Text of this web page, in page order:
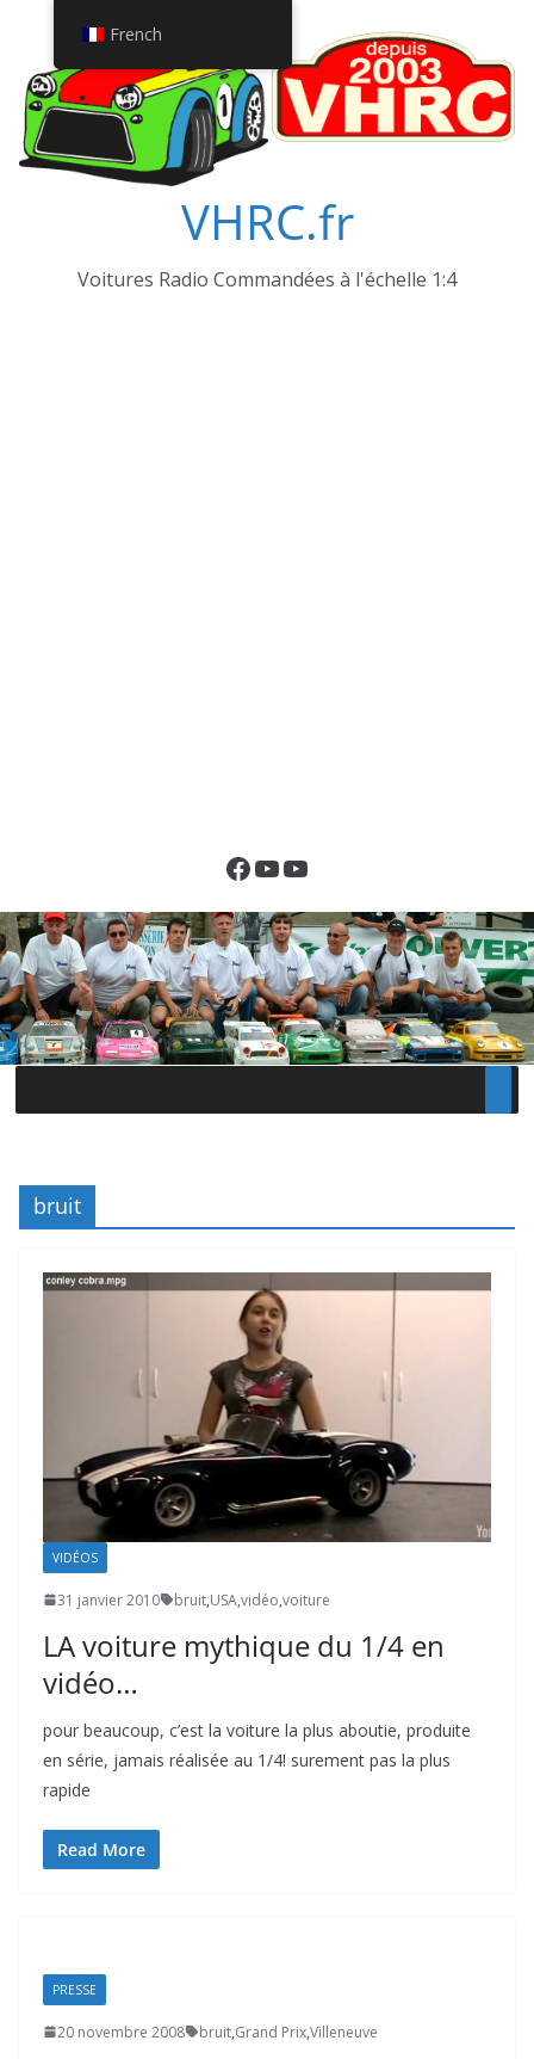
contenu
VHRC.fr
Voitures Radio Commandées à l'échelle 1:4
Facebook
YouTube
YouTube
bruit
VIDÉOS
31 janvier 2010 bruit,USA,vidéo,voiture
LA voiture mythique du 1/4 en
vidéo…
pour beaucoup, c’est la voiture la plus aboutie, produite
en série, jamais réalisée au 1/4! surement pas la plus
rapide
Read More
PRESSE
20 novembre 2008 bruit,Grand Prix,Villeneuve
French